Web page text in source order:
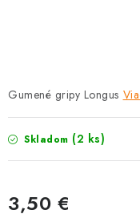
ZNAČKY
Tabuľka veľkostí bicyklov
Gumené gripy Longus
Skladom (2 ks)
3,50 €